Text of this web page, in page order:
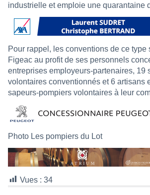
industrielle et emploie une quarantaine
Pour rappel, les conventions de ce type
Figeac au profit de ses personnels
entreprises employeurs-partenaires, 19
volontaires conventionnés et 6 artisans
sapeurs-pompiers volontaires à leur
Photo Les pompiers du Lot
Vues : 34